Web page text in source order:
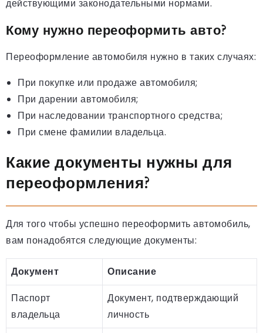
действующими законодательными нормами.
Кому нужно переоформить авто?
Переоформление автомобиля нужно в таких случаях:
При покупке или продаже автомобиля;
При дарении автомобиля;
При наследовании транспортного средства;
При смене фамилии владельца.
Какие документы нужны для
переоформления?
Для того чтобы успешно переоформить автомобиль,
вам понадобятся следующие документы:
Документ
Описание
Паспорт
владельца
Документ, подтверждающий
личность